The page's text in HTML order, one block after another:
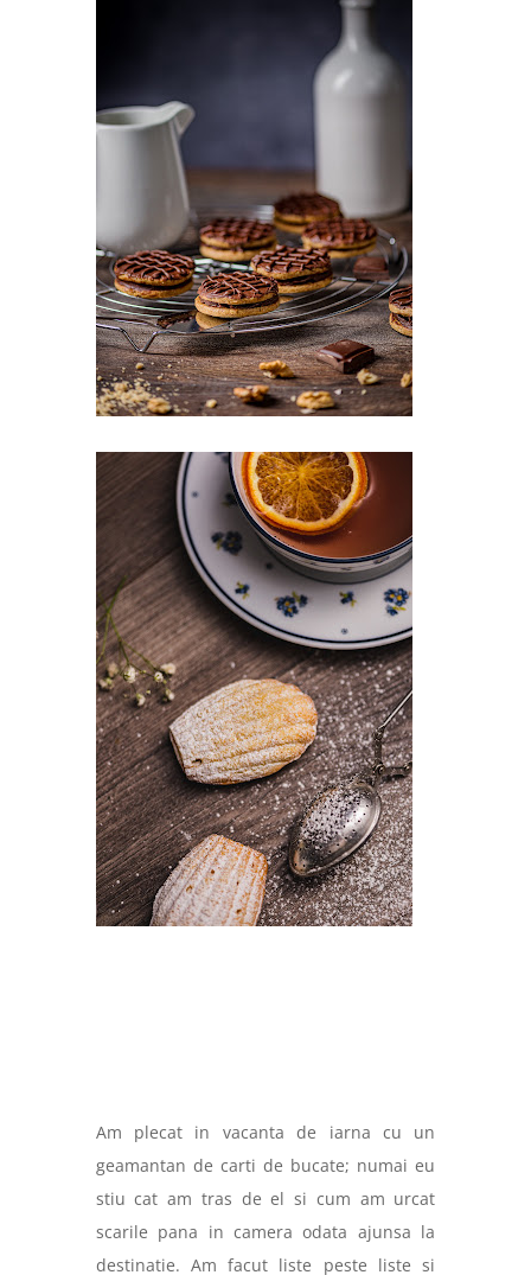
Am plecat in vacanta de iarna cu un
geamantan de carti de bucate; numai eu
stiu cat am tras de el si cum am urcat
scarile pana in camera odata ajunsa la
destinatie. Am facut liste peste liste si